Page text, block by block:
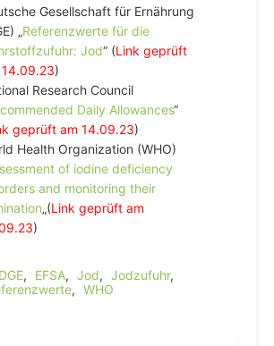
Gesellschaft für Ernährung
„Referenzwerte für die
Jod“ (Link geprüft
)
Research Council
Daily Allowances“
geprüft am 14.09.23)
Health Organization (WHO)
of iodine deficiency
and monitoring their
„(Link geprüft am
)
DGE, EFSA, Jod, Jodzufuhr,
, WHO